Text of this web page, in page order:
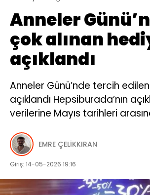
Anneler
çok alınan
açıklandı
Anneler Günü’nde tercih
açıklandı Hepsiburada’nın
verilerine Mayıs tarihleri
EMRE ÇELİKKIRAN
Giriş: 14-05-2026 19:16